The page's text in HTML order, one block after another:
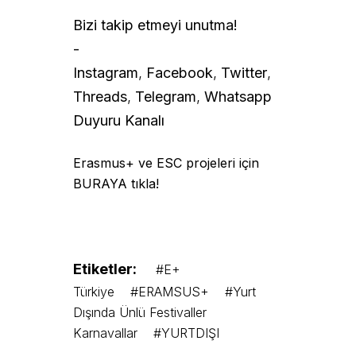
Bizi takip etmeyi unutma!
-
Instagram, Facebook, Twitter,
Threads, Telegram, Whatsapp
Duyuru Kanalı
Erasmus+ ve ESC projeleri için
BURAYA tıkla!
Etiketler:
#E+
Türkiye
#ERAMSUS+
#Yurt
Dışında Ünlü Festivaller
Karnavallar
#YURTDIŞI